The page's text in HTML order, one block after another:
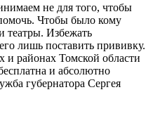
не для того, чтобы
Чтобы было кому
театры. Избежать
лишь поставить прививку.
и районах Томской области
и абсолютно
губернатора Сергея